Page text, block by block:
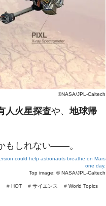
©NASA/JPL-Caltech
人火星探査や、地球帰
もしれない——。
could help astronauts breathe on Mars
one day.
Top image: ©NASA/JPL-Caltech
# World Topics
# サイエンス
# HOT